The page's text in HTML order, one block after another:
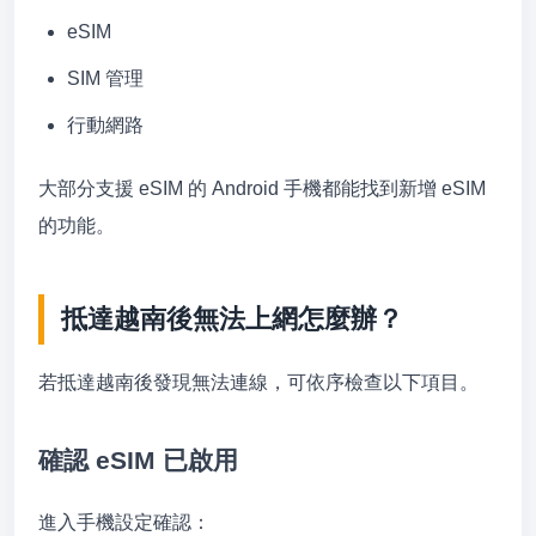
eSIM
SIM 管理
行動網路
大部分支援 eSIM 的 Android 手機都能找到新增 eSIM
的功能。
抵達越南後無法上網怎麼辦？
若抵達越南後發現無法連線，可依序檢查以下項目。
確認 eSIM 已啟用
進入手機設定確認：